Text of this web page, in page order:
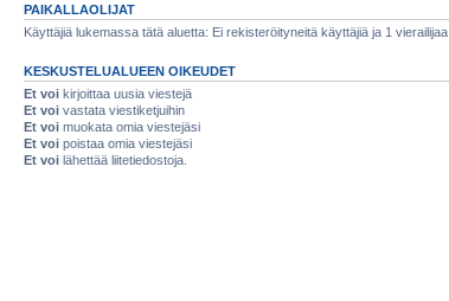
PAIKALLAOLIJAT
Käyttäjiä lukemassa tätä aluetta: Ei rekisteröityneitä käyttäjiä ja 1 vierailijaa
KESKUSTELUALUEEN OIKEUDET
Et voi kirjoittaa uusia viestejä
Et voi vastata viestiketjuihin
Et voi muokata omia viestejäsi
Et voi poistaa omia viestejäsi
Et voi lähettää liitetiedostoja.